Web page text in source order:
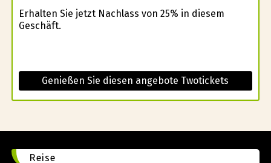
Erhalten Sie jetzt Nachlass von 25% in diesem
Geschäft.
Genießen Sie diesen angebote Twotickets
Reise